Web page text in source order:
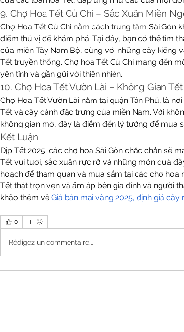
9. Chợ Hoa Tết Củ Chi – Sắc Xuân Miền
Chợ Hoa Tết Củ Chi nằm cách trung tâm Sài Gòn
điểm thú vị để khám phá. Tại đây, bạn có thể tìm
của miền Tây Nam Bộ, cùng với những cây kiểng
Tết truyền thống. Chợ hoa Tết Củ Chi mang đến
yên tĩnh và gần gũi với thiên nhiên.
10. Chợ Hoa Tết Vườn Lài – Không Gian
Chợ Hoa Tết Vườn Lài nằm tại quận Tân Phú, là
Tết và cây cảnh đặc trưng của miền Nam. Với
không gian mở, đây là điểm đến lý tưởng để mua
Kết Luận
Dịp Tết 2025, các chợ hoa Sài Gòn chắc chắn sẽ
Tết vui tươi, sắc xuân rực rỡ và những món quà
hoạch để tham quan và mua sắm tại các chợ hoa
Tết thật trọn vẹn và ấm áp bên gia đình và người
khảo thêm về Giá bán mai vàng 2025, định giá cây
0
Rédigez un commentaire...